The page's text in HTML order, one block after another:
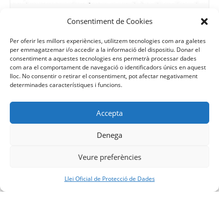
Consentiment de Cookies
Per oferir les millors experiències, utilitzem tecnologies com ara galetes
per emmagatzemar i/o accedir a la informació del dispositiu. Donar el
consentiment a aquestes tecnologies ens permetrà processar dades
com ara el comportament de navegació o identificadors únics en aquest
lloc. No consentir o retirar el consentiment, pot afectar negativament
determinades característiques i funcions.
Accepta
Denega
Veure preferències
Llei Oficial de Protecció de Dades
Psicomotricitat relacional 3 a 5 anys a Xantala
Psicomotricitat en família de 20
mesos a 3 anys a Xantala
Psicomotricitat en família de 20
mesos a 3 anys a Xantala